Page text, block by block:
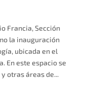
Francia, Sección
la inauguración
ubicada en el
En este espacio se
otras áreas de...